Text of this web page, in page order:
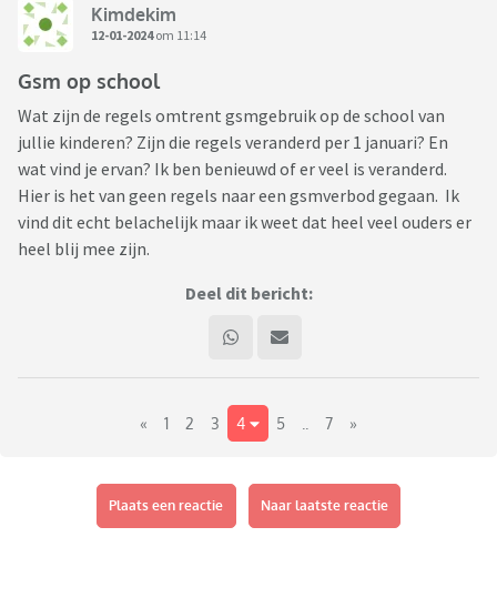
Kimdekim
12-01-2024om 11:14
Gsm op school
Wat zijn de regels omtrent gsmgebruik op de school van
jullie kinderen? Zijn die regels veranderd per 1 januari? En
wat vind je ervan? Ik ben benieuwd of er veel is veranderd.
Hier is het van geen regels naar een gsmverbod gegaan. Ik
vind dit echt belachelijk maar ik weet dat heel veel ouders er
heel blij mee zijn.
Deel dit bericht:
« 1 2 3 4 5 7 »
Plaats een reactie Naar laatste reactie